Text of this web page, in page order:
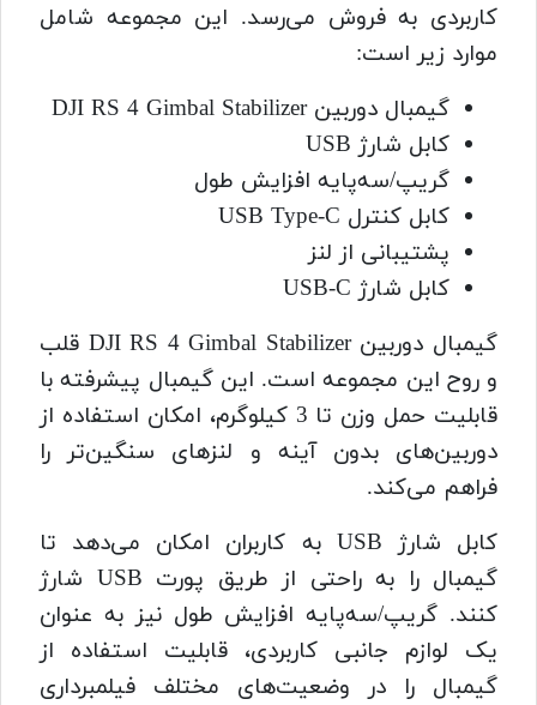
کاربردی به فروش می‌رسد. این مجموعه شامل
موارد زیر است:
گیمبال دوربین DJI RS 4 Gimbal Stabilizer
کابل شارژ USB
گریپ/سه‌پایه افزایش طول
کابل کنترل USB Type-C
پشتیبانی از لنز
کابل شارژ USB-C
گیمبال دوربین DJI RS 4 Gimbal Stabilizer قلب
و روح این مجموعه است. این گیمبال پیشرفته با
قابلیت حمل وزن تا 3 کیلوگرم، امکان استفاده از
دوربین‌های بدون آینه و لنزهای سنگین‌تر را
فراهم می‌کند.
کابل شارژ USB به کاربران امکان می‌دهد تا
گیمبال را به راحتی از طریق پورت USB شارژ
کنند. گریپ/سه‌پایه افزایش طول نیز به عنوان
یک لوازم جانبی کاربردی، قابلیت استفاده از
گیمبال را در وضعیت‌های مختلف فیلمبرداری